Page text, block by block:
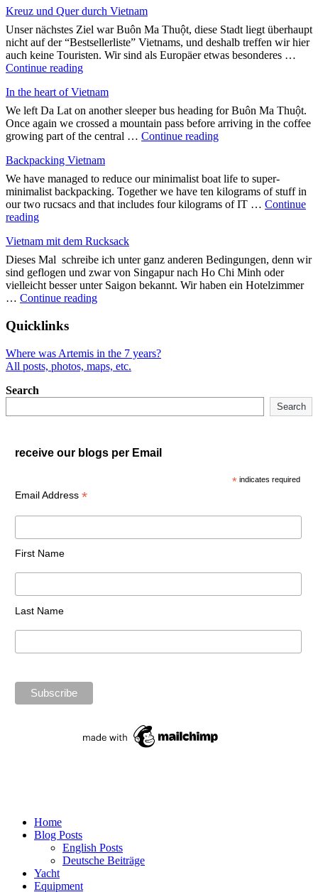
of
the
way
round
the
Kreuz und Quer durch Vietnam
Unser nächstes Ziel war Buôn Ma Thuột, diese Stadt liegt überhaupt
nicht auf der “Bestsellerliste” Vietnams, und deshalb treffen wir hier
auch keine Touristen. Wir sind als Europäer etwas besonderes …
Continue reading"Kreuz
Quer
durch
Vietnam"
In the heart of Vietnam
We left Da Lat on another sleeper bus heading for Buôn Ma Thuột.
Once again we crossed a mountain pass before arriving in the coffee
growing part of the central … Continue reading"In
of
Vietnam"
Backpacking Vietnam
We have managed to reduce our minimalist boat life to super-
minimalist backpacking. Together we have ten kilograms of stuff in
our two rucsacs and that includes four kilograms of IT … Continue
reading"Backpacking
Vietnam mit dem Rucksack
Dieses Mal schreibe ich unter ganz anderen Bedingungen, denn wir
sind geflogen und zwar von Singapur nach Ho Chi Minh oder
vielleicht besser unter Saigon bekannt. Wir haben ein Hotelzimmer
… Continue reading"Vietnam
Quicklinks
Where was Artemis in the 7 years?
All posts, photos, maps, etc.
Search
Search
receive our blogs per Email
* indicates required
Email Address *
First Name
Last Name
Home
Blog Posts
English Posts
Deutsche Beiträge
Yacht
Equipment